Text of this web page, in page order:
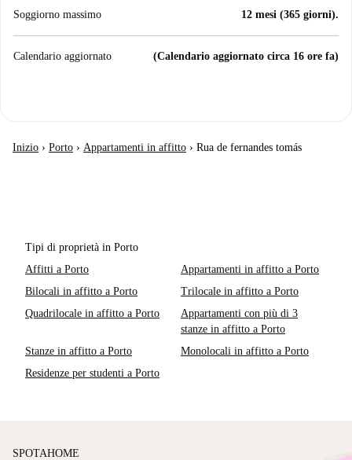
Soggiorno massimo 12 mesi (365 giorni).
Calendario aggiornato (Calendario aggiornato circa 16 ore fa)
Inizio › Porto › Appartamenti in affitto › Rua de fernandes tomás
Tipi di proprietà in Porto
Affitti a Porto
Appartamenti in affitto a Porto
Bilocali in affitto a Porto
Trilocale in affitto a Porto
Quadrilocale in affitto a Porto
Appartamenti con più di 3
stanze in affitto a Porto
Stanze in affitto a Porto
Monolocali in affitto a Porto
Residenze per studenti a Porto
SPOTAHOME